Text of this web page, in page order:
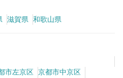
滋賀県 和歌山県
市左京区 京都市中京区